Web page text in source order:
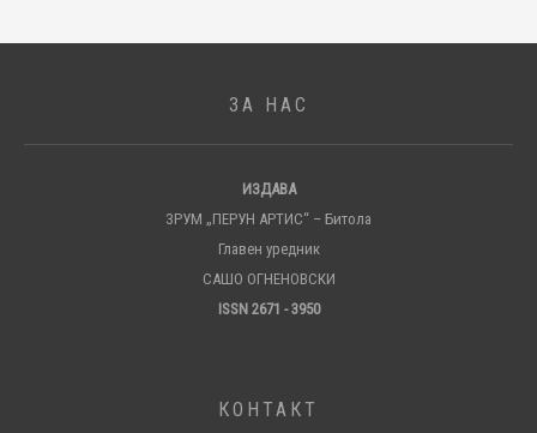
ЗА НАС
ИЗДАВА
ЗРУМ „ПЕРУН АРТИС“ – Битола
Главен уредник
САШО ОГНЕНОВСКИ
ISSN 2671 - 3950
КОНТАКТ